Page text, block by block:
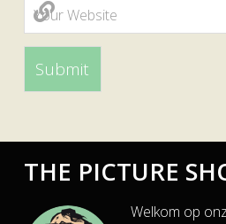
THE PICTURE
Welkom op